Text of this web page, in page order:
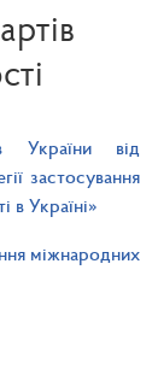
України від
застосування
в Україні»
міжнародних